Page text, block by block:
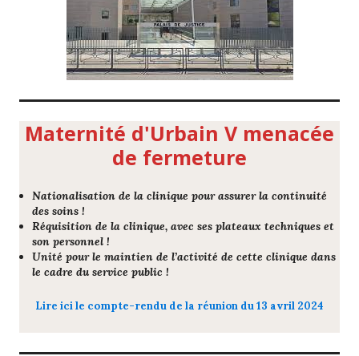
Maternité d'Urbain V menacée
de fermeture
Nationalisation de la clinique pour assurer la continuité
des soins !
Réquisition de la clinique, avec ses plateaux techniques et
son personnel !
Unité pour le maintien de l’activité de cette clinique dans
le cadre du service public !
Lire ici le compte-rendu de la réunion du 13 avril 2024